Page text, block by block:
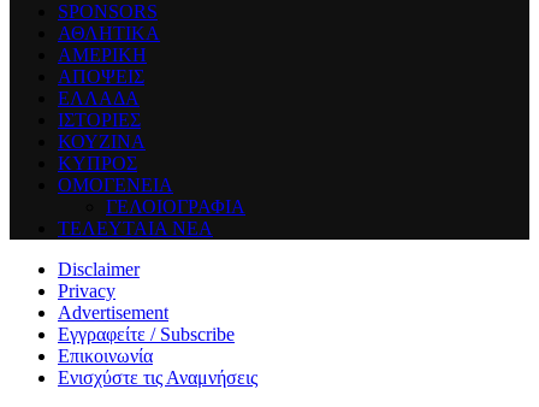
SPONSORS
ΑΘΛΗΤΙΚΑ
ΑΜΕΡΙΚΗ
ΑΠΟΨΕΙΣ
ΕΛΛΑΔΑ
ΙΣΤΟΡΙΕΣ
ΚΟΥΖΙΝΑ
ΚΥΠΡΟΣ
ΟΜΟΓΕΝΕΙΑ
ΓΕΛΟΙΟΓΡΑΦΙΑ
ΤΕΛΕΥΤΑΙΑ ΝΕΑ
Disclaimer
Privacy
Advertisement
Εγγραφείτε / Subscribe
Επικοινωνία
Ενισχύστε τις Αναμνήσεις